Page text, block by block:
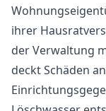
ihrer
der Verwaltung
deckt Schäden